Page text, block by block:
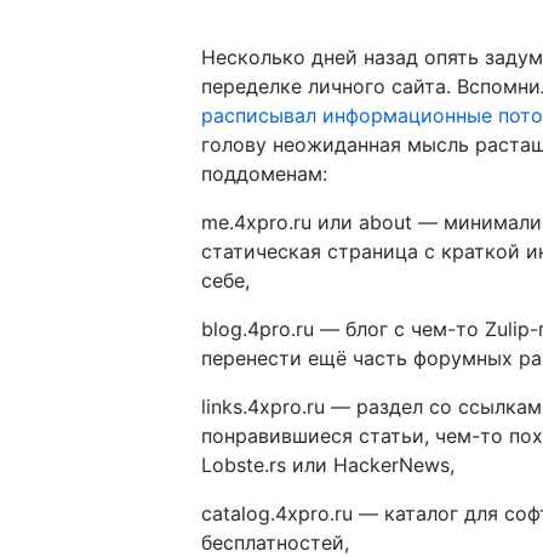
Несколько дней назад опять
переделке личного сайта.
расписывал информационные
голову неожиданная мысль
поддоменам:
me.4xpro.ru или about —
статическая страница с краткой
себе,
blog.4pro.ru — блог с чем-то
перенести ещё часть форумных
links.4xpro.ru — раздел со
понравившиеся статьи, чем-то
Lobste.rs или HackerNews,
catalog.4xpro.ru — каталог для
бесплатностей,